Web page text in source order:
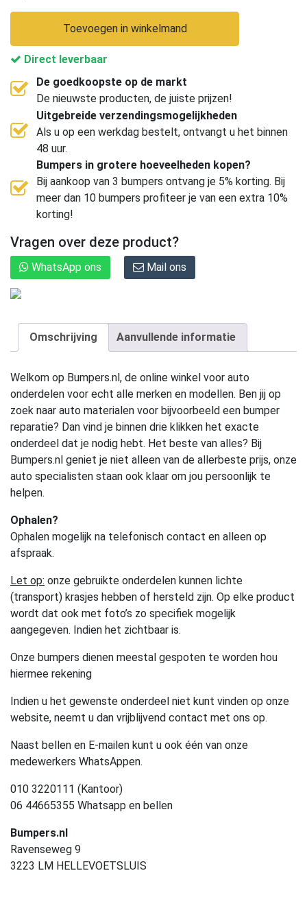
Toevoegen in winkelmand
Direct leverbaar
De goedkoopste op de markt
De nieuwste producten, de juiste prijzen!
Uitgebreide verzendingsmogelijkheden
Als u op een werkdag bestelt, ontvangt u het binnen
48 uur.
Bumpers in grotere hoeveelheden kopen?
Bij aankoop van 3 bumpers ontvang je 5% korting. Bij
meer dan 10 bumpers profiteer je van een extra 10%
korting!
Vragen over deze product?
WhatsApp ons Mail ons
Omschrijving Aanvullende informatie
Welkom op Bumpers.nl, de online winkel voor auto
onderdelen voor echt alle merken en modellen. Ben jij op
zoek naar auto materialen voor bijvoorbeeld een bumper
reparatie? Dan vind je binnen drie klikken het exacte
onderdeel dat je nodig hebt. Het beste van alles? Bij
Bumpers.nl geniet je niet alleen van de allerbeste prijs, onze
auto specialisten staan ook klaar om jou persoonlijk te
helpen.
Ophalen?
Ophalen mogelijk na telefonisch contact en alleen op
afspraak.
Let op: onze gebruikte onderdelen kunnen lichte
(transport) krasjes hebben of hersteld zijn. Op elke product
wordt dat ook met foto’s zo specifiek mogelijk
aangegeven. Indien het zichtbaar is.
Onze bumpers dienen meestal gespoten te worden hou
hiermee rekening
Indien u het gewenste onderdeel niet kunt vinden op onze
website, neemt u dan vrijblijvend contact met ons op.
Naast bellen en E-mailen kunt u ook één van onze
medewerkers WhatsAppen.
010 3220111 (Kantoor)
06 44665355 Whatsapp en bellen
Bumpers.nl
Ravenseweg 9
3223 LM HELLEVOETSLUIS